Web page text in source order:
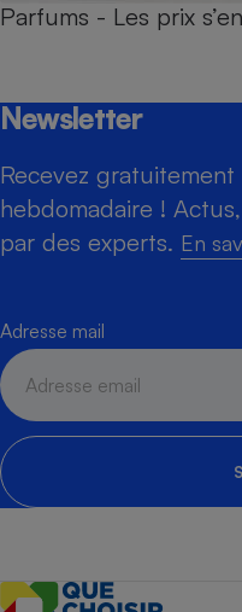
Parfums - Les prix
Newsletter
Recevez
hebdomadaire !
par des experts. En
Adresse mail